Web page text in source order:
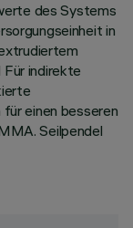
des Systems
in
Für indirekte
einen besseren
Seilpendel